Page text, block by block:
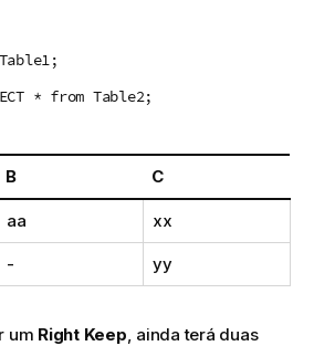
* from Table2;
B C
aa xx
- yy
um Right Keep , ainda terá duas